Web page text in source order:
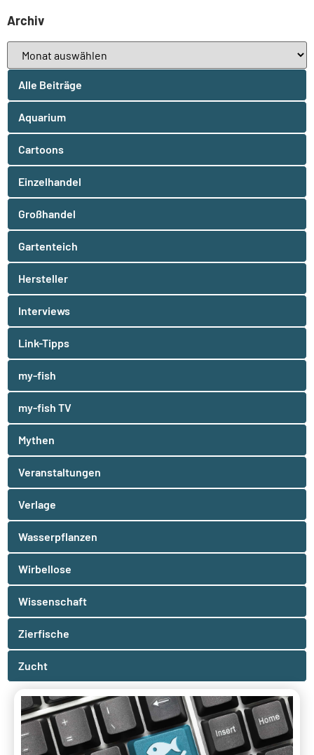
Archiv
Alle Beiträge
Aquarium
Cartoons
Einzelhandel
Großhandel
Gartenteich
Hersteller
Interviews
Link-Tipps
my-fish
my-fish TV
Mythen
Veranstaltungen
Verlage
Wasserpflanzen
Wirbellose
Wissenschaft
Zierfische
Zucht